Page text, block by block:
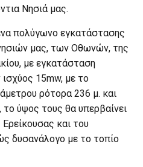
Νησιά μας.
πολύγωνο εγκατάστασης
μας, των Οθωνών, της
με εγκατάσταση
15mw, με το
ρότορα 236 μ. και
ύψος τους θα υπερβαίνει
και του
δυσανάλογο με το τοπίο